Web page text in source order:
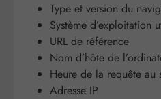
Type et version du
Système d’exploitation
URL de référence
Nom d’hôte de
Heure de la requête au
Adresse IP